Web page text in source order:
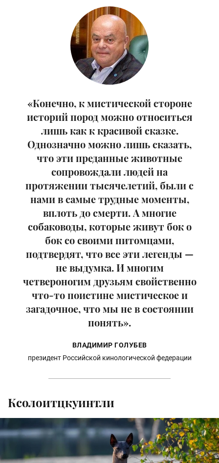
«Конечно, к мистической стороне
историй пород можно относиться
лишь как к красивой сказке.
Однозначно можно лишь сказать,
что эти преданные животные
сопровождали людей на
протяжении тысячелетий, были с
нами в самые трудные моменты,
вплоть до смерти. А многие
собаководы, которые живут бок о
бок со своими питомцами,
подтвердят, что все эти легенды —
не выдумка. И многим
четвероногим друзьям свойственно
что-то поистине мистическое и
загадочное, что мы не в состоянии
понять».
ВЛАДИМИР ГОЛУБЕВ
президент Российской кинологической федерации
Ксолоитцкуинтли